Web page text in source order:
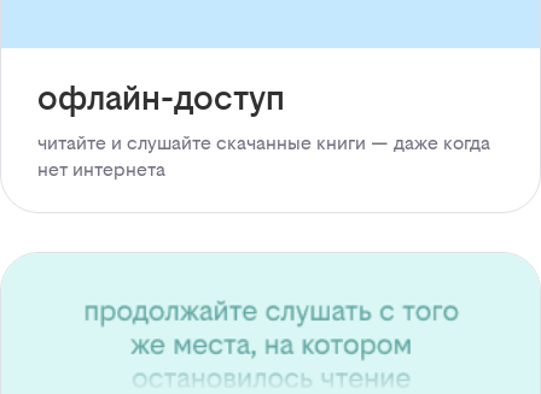
офлайн-доступ
читайте и слушайте скачанные книги — даже когда
нет интернета